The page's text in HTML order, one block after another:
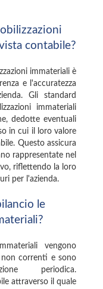
contabile?
immateriali è
e l'accuratezza
Gli standard
immateriali
dedotte eventuali
in cui il loro valore
Questo assicura
rappresentate nel
riflettendo la loro
per l'azienda.
le
vengono
non correnti e sono
periodica.
attraverso il quale